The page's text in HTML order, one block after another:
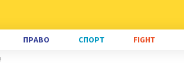
ПРАВО СПОРТ FIGHT